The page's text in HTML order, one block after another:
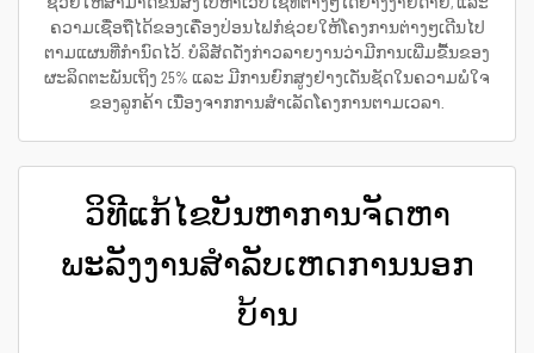
ຄວາມເຊື່ອຖືໄດ້ຂອງເຄື່ອງປ່ອນໄຟກໍຊ່ວຍໃຫ້ໂຄງການຕ່າງໆເດີນໄປ
ຕາມແຜນທີ່ກຳນົດໄວ້. ບໍລິສັດດັ່ງກ່າວລາຍງານວ່າມີການເພີ່ມຂື້ນຂອງ
ຜະລິດຕະພັນເຖິງ 25% ແລະ ມີການຍົກສູງຢ່າງເດັ່ນຊັດໃນຄວາມພໍໃຈ
ຂອງລູກຄ້າ ເນື່ອງຈາກການສຳເລັດໂຄງການຕາມເວລາ.
ວິທີແກ້ໄຂບັນຫາການຈັດຫາ
ພະລັງງານສຳລັບເຫດການນອກ
ບ້ານ